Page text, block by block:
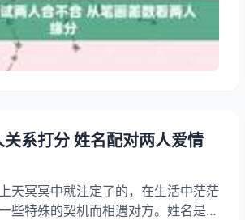
？ 名字婚姻测试两人合不合 女方姓
或汉字旺盛的某种五行，正是男方八
从而吸引这个男方，疯狂地追求女方
系打分 姓名配对两人爱情
天冥冥中就注定了的，在生活中茫茫
些特殊的契机而相遇对方。姓名是我